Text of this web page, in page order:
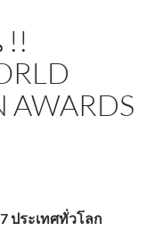
!!
AWARDS
ประเทศทั่วโลก